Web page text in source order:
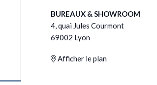
BUREAUX & SHOWROOM
4, quai Jules Courmont
69002 Lyon
Afficher le plan